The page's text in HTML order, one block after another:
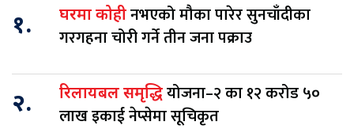
१. घरमा कोहीनभएको मौका पारेर सुनचाँदीका
गरगहना चोरी गर्ने तीन जना पक्राउ
२. रिलायबल समृद्धियोजना–२ का १२ करोड ५०
लाख इकाई नेप्सेमा सूचिकृत